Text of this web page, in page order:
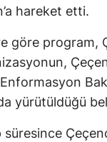
hareket etti.
göre
yürütüldüğü